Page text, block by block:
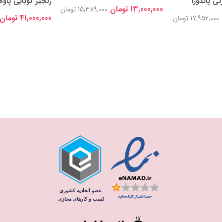
17,952,000 تومان
13,000,000 تومان 15,389,000 تومان
41,000,000 تومان